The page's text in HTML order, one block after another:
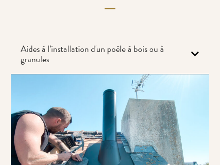
Aides à l'installation d'un poêle à bois ou à
granules